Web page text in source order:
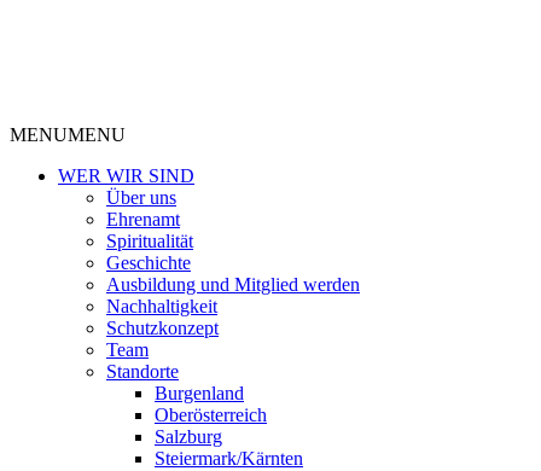
MENUMENU
WER WIR SIND
Über uns
Ehrenamt
Spiritualität
Geschichte
Ausbildung und Mitglied werden
Nachhaltigkeit
Schutzkonzept
Team
Standorte
Burgenland
Oberösterreich
Salzburg
Steiermark/Kärnten